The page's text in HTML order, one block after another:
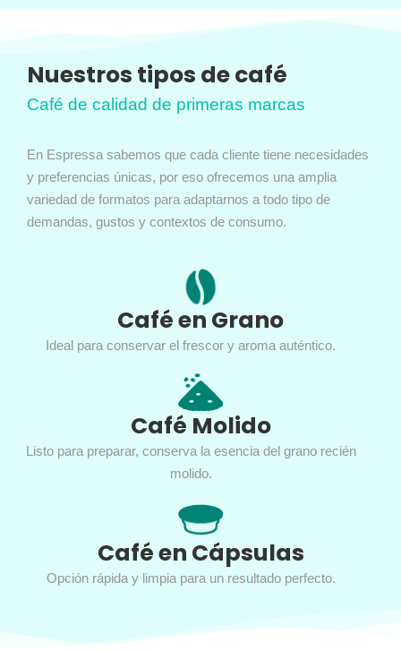
Nuestros tipos de café
Café de calidad de primeras marcas
En Espressa sabemos que cada cliente tiene necesidades
y preferencias únicas, por eso ofrecemos una amplia
variedad de formatos para adaptarnos a todo tipo de
demandas, gustos y contextos de consumo.
Café en Grano
Ideal para conservar el frescor y aroma auténtico.
Café Molido
Listo para preparar, conserva la esencia del grano recién
molido.
Café en Cápsulas
Opción rápida y limpia para un resultado perfecto.